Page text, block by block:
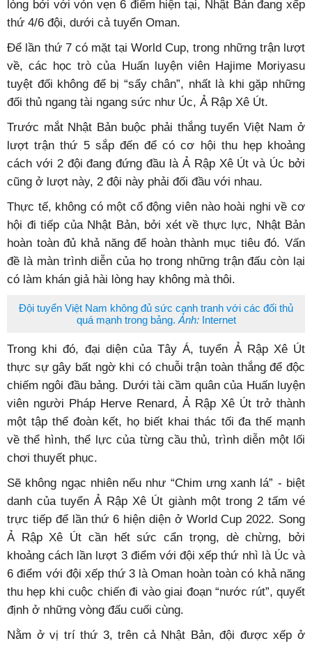
lòng bởi với vỏn vẹn 6 điểm hiện tại, Nhật Bản đang xếp
thứ 4/6 đội, dưới cả tuyển Oman.
Để lần thứ 7 có mặt tại World Cup, trong những trận lượt
về, các học trò của Huấn luyện viên Hajime Moriyasu
tuyệt đối không để bị “sẩy chân”, nhất là khi gặp những
đối thủ ngang tài ngang sức như Úc, Ả Rập Xê Út.
Trước mắt Nhật Bản buộc phải thắng tuyển Việt Nam ở
lượt trận thứ 5 sắp đến để có cơ hội thu hẹp khoảng
cách với 2 đội đang đứng đầu là Ả Rập Xê Út và Úc bởi
cũng ở lượt này, 2 đội này phải đối đầu với nhau.
Thực tế, không có một cổ động viên nào hoài nghi về cơ
hội đi tiếp của Nhật Bản, bởi xét về thực lực, Nhật Bản
hoàn toàn đủ khả năng để hoàn thành mục tiêu đó. Vấn
đề là màn trình diễn của họ trong những trận đấu còn lại
có làm khán giả hài lòng hay không mà thôi.
Đội tuyển Việt Nam không đủ sức cạnh tranh với các đối thủ
quá mạnh trong bảng. Ảnh:Internet
Trong khi đó, đại diện của Tây Á, tuyển Ả Rập Xê Út
thực sự gây bất ngờ khi có chuỗi trận toàn thắng để độc
chiếm ngôi đầu bảng. Dưới tài cầm quân của Huấn luyện
viên người Pháp Herve Renard, Ả Rập Xê Út trở thành
một tập thể đoàn kết, họ biết khai thác tối đa thế mạnh
về thể hình, thể lực của từng cầu thủ, trình diễn một lối
chơi thuyết phục.
Sẽ không ngạc nhiên nếu như “Chim ưng xanh lá” - biệt
danh của tuyển Ả Rập Xê Út giành một trong 2 tấm vé
trực tiếp để lần thứ 6 hiện diện ở World Cup 2022. Song
Ả Rập Xê Út cần hết sức cẩn trọng, dè chừng, bởi
khoảng cách lần lượt 3 điểm với đội xếp thứ nhì là Úc và
6 điểm với đội xếp thứ 3 là Oman hoàn toàn có khả năng
thu hẹp khi cuộc chiến đi vào giai đoạn “nước rút”, quyết
định ở những vòng đấu cuối cùng.
Nằm ở vị trí thứ 3, trên cả Nhật Bản, đội được xếp ở